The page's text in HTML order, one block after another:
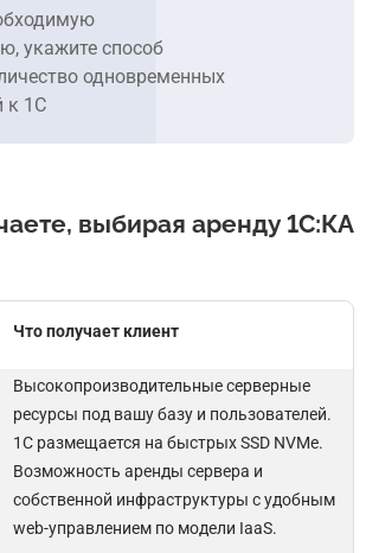
укажите способ
одновременных
к 1С
выбирая аренду 1С:КА
Что получает клиент
Высокопроизводительные серверные
ресурсы под вашу базу и пользователей.
1С размещается на быстрых SSD NVMe.
Возможность аренды сервера и
собственной инфраструктуры с удобным
web-управлением по модели IaaS.